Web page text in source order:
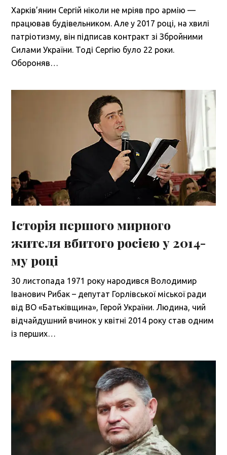
Харків’янин Сергій ніколи не мріяв про армію —
працював будівельником. Але у 2017 році, на хвилі
патріотизму, він підписав контракт зі Збройними
Силами України. Тоді Сергію було 22 роки.
Обороняв…
Історія першого мирного
жителя вбитого росією у 2014-
му році
30 листопада 1971 року народився Володимир
Іванович Рибак – депутат Горлівської міської ради
від ВО «Батьківщина», Герой України. Людина, чий
відчайдушний вчинок у квітні 2014 року став одним
із перших…